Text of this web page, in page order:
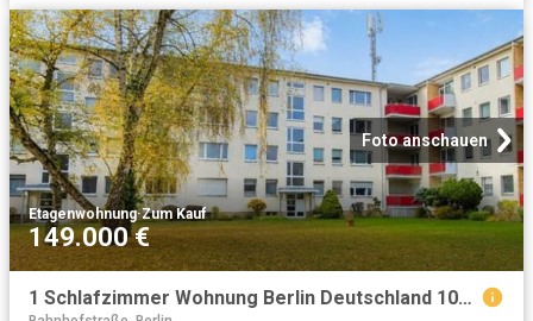
Foto anschauen
Etagenwohnung·Zum Kauf
149.000 €
1 Schlafzimmer Wohnung Berlin Deutschland 104806218